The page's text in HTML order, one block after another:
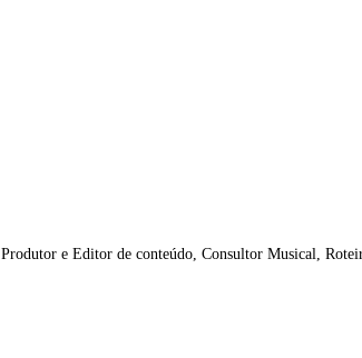
e Editor de conteúdo, Consultor Musical,